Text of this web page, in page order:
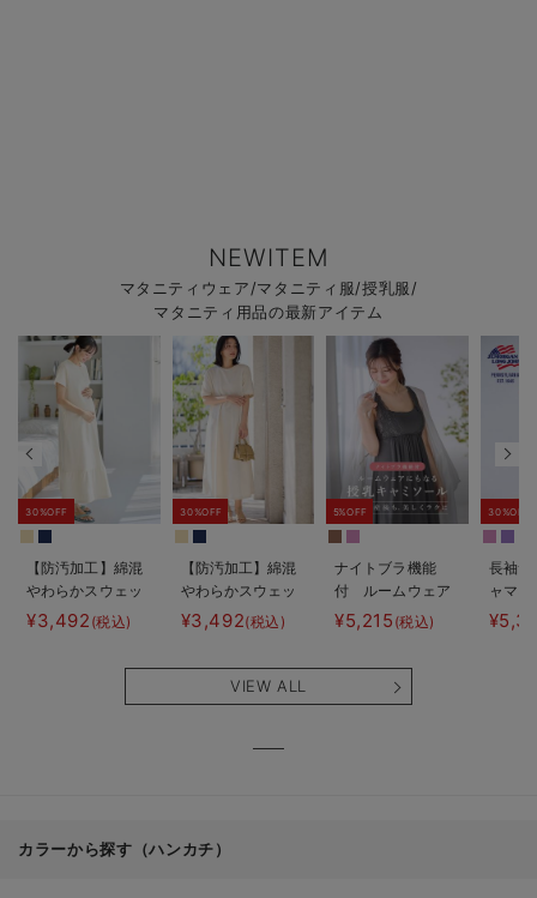
NEWITEM
マタニティウェア/マタニティ服/授乳服/
マタニティ用品の最新アイテム
30%OFF
【防汚加工】綿混
やわらかスウェッ
ト半袖ティアード
ネグリジェ マタ
¥3,492 (税込)
30%OFF
【防汚加工】綿混
やわらかスウェッ
ト半袖フレアワン
ピース マタニテ
も長く使える】
¥3,492(税込)
5%OFF
ナイトブラ機能
付 ルームウェア
にもなる授乳キャ
ミソール
¥5,215 (税込)
30%OFF
長袖サ
ャマ
ェー
VIEW ALL
カラーから探す（ハンカチ）